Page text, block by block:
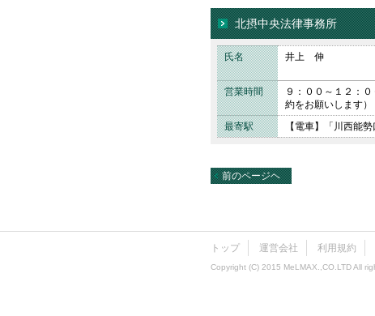
北摂中央法律事務所
氏名 井上 伸
営業時間
９：００～１２：
約をお願いします）
最寄駅
【電車】「川西能
前のページヘ
トップ 運営会社 利用規約
Copyright (C) 2015 MeLMAX.,CO.LTD All